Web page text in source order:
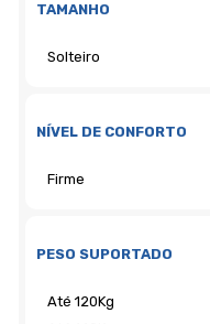
TAMANHO
NÍVEL DE CONFORTO
PESO SUPORTADO